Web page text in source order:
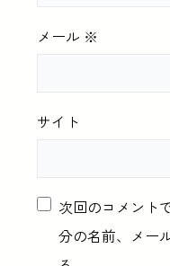
メール ※
サイト
次回のコメント
分の名前、メー